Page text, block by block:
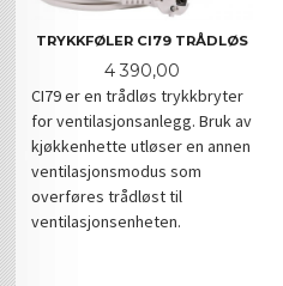
TRYKKFØLER CI79 TRÅDLØS
Pris
4 390,00
CI79 er en trådløs trykkbryter
for ventilasjonsanlegg. Bruk av
kjøkkenhette utløser en annen
ventilasjonsmodus som
overføres trådløst til
ventilasjonsenheten.